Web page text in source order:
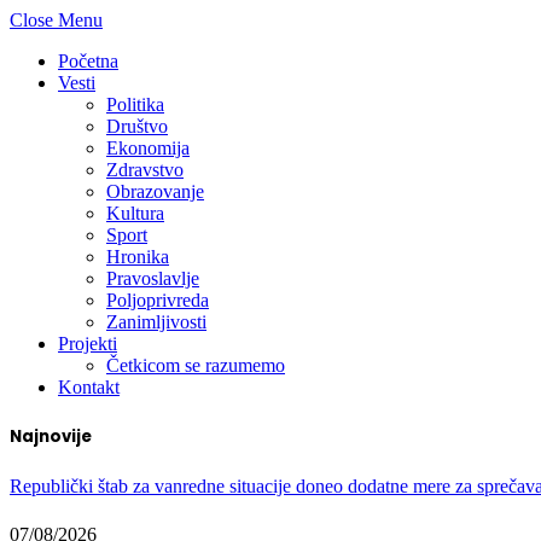
Close Menu
Početna
Vesti
Politika
Društvo
Ekonomija
Zdravstvo
Obrazovanje
Kultura
Sport
Hronika
Pravoslavlje
Poljoprivreda
Zanimljivosti
Projekti
Četkicom se razumemo
Kontakt
Najnovije
Republički štab za vanredne situacije doneo dodatne mere za
07/08/2026